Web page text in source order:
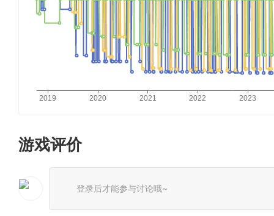
游戏评价
登录后才能参与讨论哦~